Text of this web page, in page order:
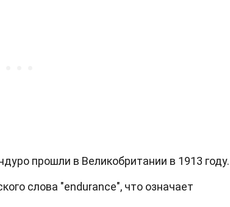
прошли в Великобритании в 1913 году.
слова "endurance", что означает